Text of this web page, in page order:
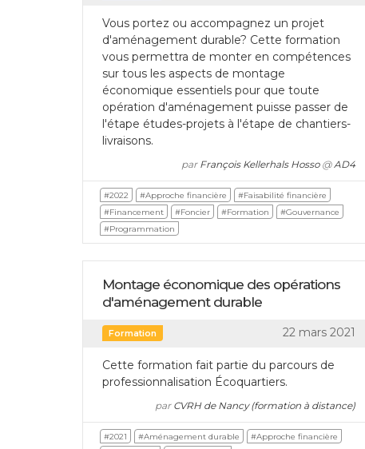
Vous portez ou accompagnez un projet
d'aménagement durable? Cette formation
vous permettra de monter en compétences
sur tous les aspects de montage
économique essentiels pour que toute
opération d'aménagement puisse passer de
l'étape études-projets à l'étape de chantiers-
livraisons.
parFrançois Kellerhals Hosso @AD4
#2022 #Approche financière
#Faisabilité financière
#Financement
#Foncier #Formation
#Gouvernance
#Programmation
Montage économique des opérations
d'aménagement durable
Formation 22 mars 2021
Cette formation fait partie du parcours de
professionnalisation Écoquartiers.
parCVRH de Nancy (formation à distance)
#2021 #Aménagement durable
#Approche financière